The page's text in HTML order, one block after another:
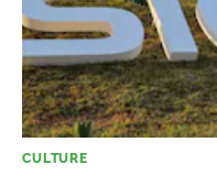
CULTURE